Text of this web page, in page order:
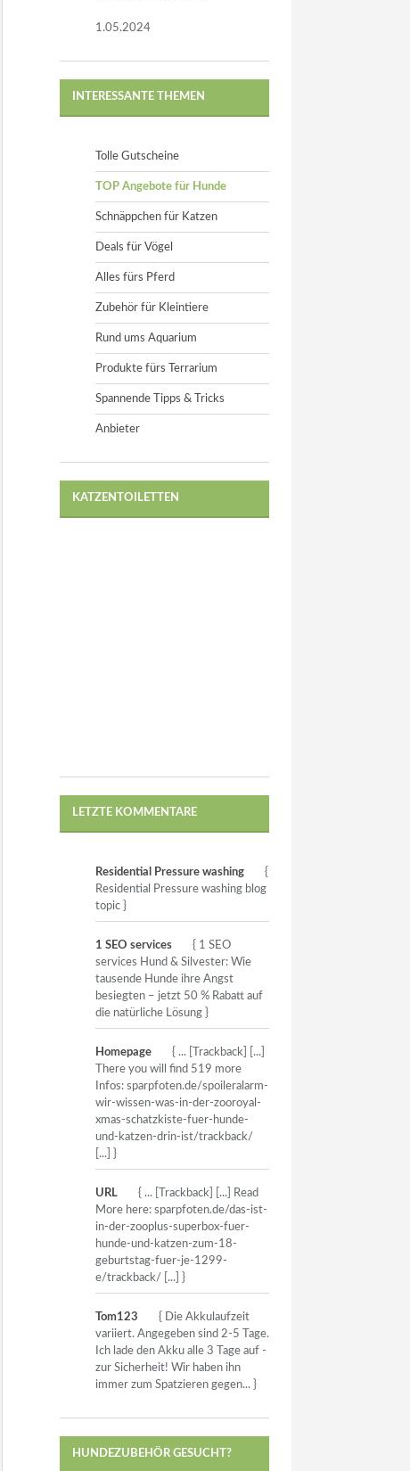
1.05.2024
INTERESSANTE THEMEN
Tolle Gutscheine
TOP Angebote für Hunde
Schnäppchen für Katzen
Deals für Vögel
Alles fürs Pferd
Zubehör für Kleintiere
Rund ums Aquarium
Produkte fürs Terrarium
Spannende Tipps & Tricks
Anbieter
KATZENTOILETTEN
LETZTE KOMMENTARE
Residential Pressure washing
{
Residential Pressure washing blog
topic }
1 SEO services
{ 1 SEO
services Hund & Silvester: Wie
tausende Hunde ihre Angst
besiegten – jetzt 50 % Rabatt auf
die natürliche Lösung }
Homepage
{ ... [Trackback] [...]
There you will find 519 more
Infos: sparpfoten.de/spoileralarm-
wir-wissen-was-in-der-zooroyal-
xmas-schatzkiste-fuer-hunde-
und-katzen-drin-ist/trackback/
[...] }
URL
{ ... [Trackback] [...] Read
More here: sparpfoten.de/das-ist-
in-der-zooplus-superbox-fuer-
hunde-und-katzen-zum-18-
geburtstag-fuer-je-1299-
e/trackback/ [...] }
Tom123
{ Die Akkulaufzeit
variiert. Angegeben sind 2-5 Tage.
Ich lade den Akku alle 3 Tage auf -
zur Sicherheit! Wir haben ihn
immer zum Spatzieren gegen... }
HUNDEZUBEHÖR GESUCHT?